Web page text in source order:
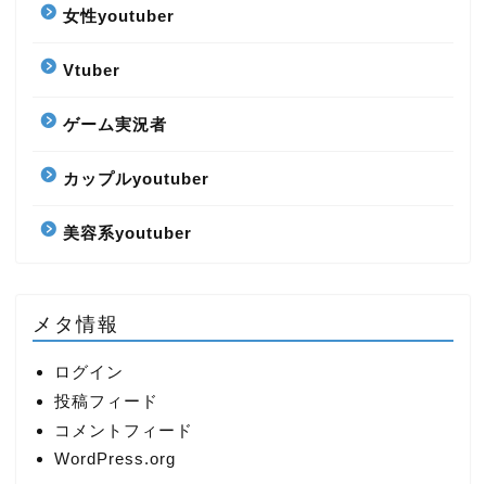
女性youtuber
Vtuber
ゲーム実況者
カップルyoutuber
美容系youtuber
メタ情報
ログイン
投稿フィード
コメントフィード
WordPress.org